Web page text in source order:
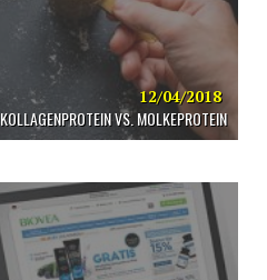
12/04/2018
KOLLAGENPROTEIN VS. MOLKEPROTEIN